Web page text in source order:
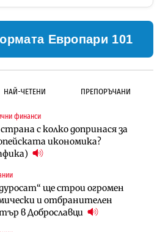
Европари 101
НАЙ-ЧЕТЕНИ ПРЕПОРЪЧАНИ
финанси
с колко допринася за
икономика?
ще строи огромен
и отбранителен
в Доброславци
на тунела под
ще върви паралелно с
оценки
община избра
за преместването на
трасе по бул.
на тунела под
ще върви паралелно с
оценки
подписа договор за
на Euroapi Italy